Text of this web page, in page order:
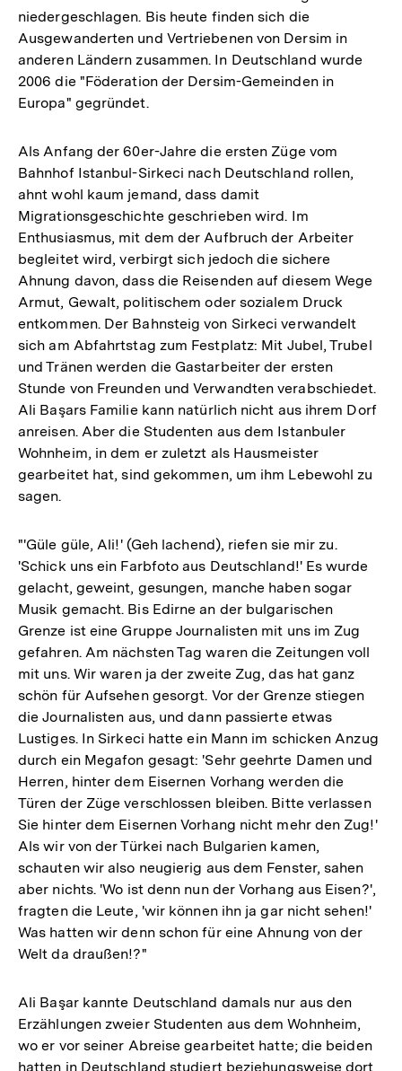
niedergeschlagen. Bis heute finden sich die
Ausgewanderten und Vertriebenen von Dersim in
anderen Ländern zusammen. In Deutschland wurde
2006 die "Föderation der Dersim-Gemeinden in
Europa" gegründet.
Als Anfang der 60er-Jahre die ersten Züge vom
Bahnhof Istanbul-Sirkeci nach Deutschland rollen,
ahnt wohl kaum jemand, dass damit
Migrationsgeschichte geschrieben wird. Im
Enthusiasmus, mit dem der Aufbruch der Arbeiter
begleitet wird, verbirgt sich jedoch die sichere
Ahnung davon, dass die Reisenden auf diesem Wege
Armut, Gewalt, politischem oder sozialem Druck
entkommen. Der Bahnsteig von Sirkeci verwandelt
sich am Abfahrtstag zum Festplatz: Mit Jubel, Trubel
und Tränen werden die Gastarbeiter der ersten
Stunde von Freunden und Verwandten verabschiedet.
Ali Başars Familie kann natürlich nicht aus ihrem Dorf
anreisen. Aber die Studenten aus dem Istanbuler
Wohnheim, in dem er zuletzt als Hausmeister
gearbeitet hat, sind gekommen, um ihm Lebewohl zu
sagen.
"'Güle güle, Ali!' (Geh lachend), riefen sie mir zu.
'Schick uns ein Farbfoto aus Deutschland!' Es wurde
gelacht, geweint, gesungen, manche haben sogar
Musik gemacht. Bis Edirne an der bulgarischen
Grenze ist eine Gruppe Journalisten mit uns im Zug
gefahren. Am nächsten Tag waren die Zeitungen voll
mit uns. Wir waren ja der zweite Zug, das hat ganz
schön für Aufsehen gesorgt. Vor der Grenze stiegen
die Journalisten aus, und dann passierte etwas
Lustiges. In Sirkeci hatte ein Mann im schicken Anzug
durch ein Megafon gesagt: 'Sehr geehrte Damen und
Herren, hinter dem Eisernen Vorhang werden die
Türen der Züge verschlossen bleiben. Bitte verlassen
Sie hinter dem Eisernen Vorhang nicht mehr den Zug!'
Als wir von der Türkei nach Bulgarien kamen,
schauten wir also neugierig aus dem Fenster, sahen
aber nichts. 'Wo ist denn nun der Vorhang aus Eisen?',
fragten die Leute, 'wir können ihn ja gar nicht sehen!'
Was hatten wir denn schon für eine Ahnung von der
Welt da draußen!?"
Ali Başar kannte Deutschland damals nur aus den
Erzählungen zweier Studenten aus dem Wohnheim,
wo er vor seiner Abreise gearbeitet hatte; die beiden
hatten in Deutschland studiert beziehungsweise dort